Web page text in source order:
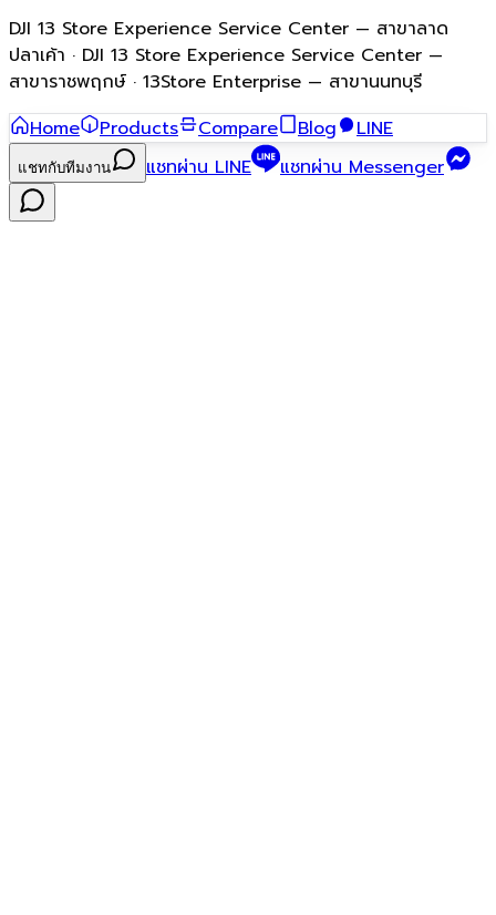
DJI 13 Store Experience Service Center — สาขาลาด
ปลาเค้า · DJI 13 Store Experience Service Center —
สาขาราชพฤกษ์ · 13Store Enterprise — สาขานนทบุรี
Home
Products Compare Blog LINE
แชทกับทีมงาน แชทผ่าน LINE แชทผ่าน Messenger